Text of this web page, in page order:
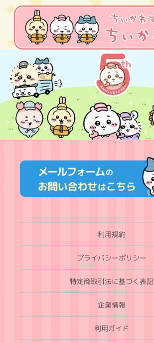
利用規約
プライバシーポリシー
特定商取引法に基づく表記
企業情報
利用ガイド